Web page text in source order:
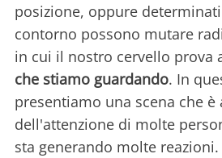
posizione, oppure
contorno possono mutare
in cui il nostro cervello prova
che stiamo guardando. In
presentiamo una scena che è
dell'attenzione di molte
sta generando molte